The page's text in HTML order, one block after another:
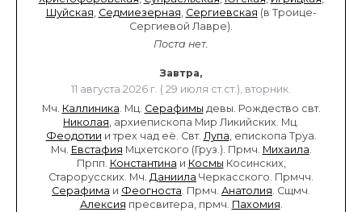
Шуйская, Седмиезерная, Сергиевская (в Троице-
Сергиевой Лавре).
Поста нет.
Завтра,
11 августа 2026 г. ( 29 июля ст.ст.), вторник.
Мч. Каллиника. Мц. Серафимы девы. Рождество свт.
Николая, архиепископа Мир Ликийских. Мц.
Феодотии и трех чад её. Свт. Лупа, епископа Труа.
Мч. Евстафия Мцхетского (Груз.). Прмч. Михаила.
Прпп. Константина и Космы Косинских,
Старорусских. Мч. Даниила Черкасского. Прмчч.
Серафима и Феогноста. Прмч. Анатолия. Сщмч.
Алексия пресвитера, прмч. Пахомия.